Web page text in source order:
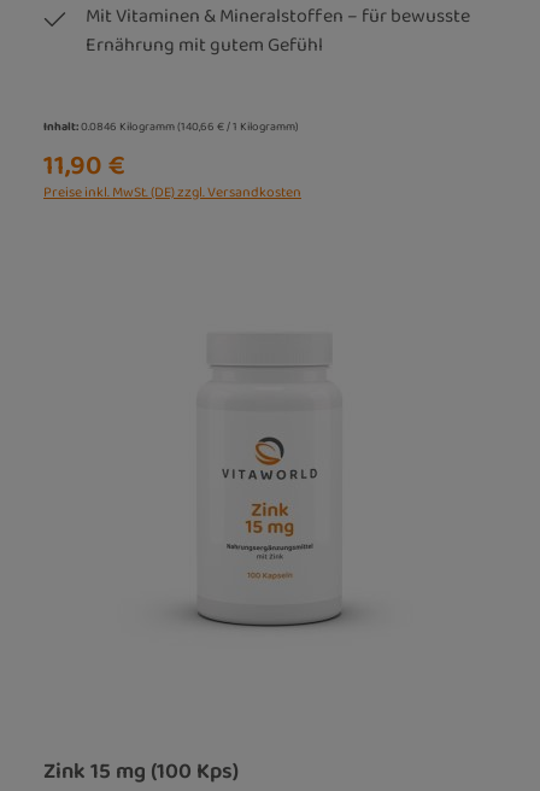
Mit Vitaminen & Mineralstoffen – für bewusste
Ernährung mit gutem Gefühl
Inhalt:0.0846 Kilogramm(140,66 € / 1 Kilogramm)
11,90 €
Preise inkl. MwSt. (DE) zzgl. Versandkosten
Zink 15 mg (100 Kps)